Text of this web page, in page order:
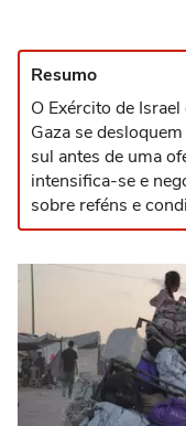
Resumo
O Exército de
Gaza se
sul antes de uma
intensifica-se e
sobre reféns e